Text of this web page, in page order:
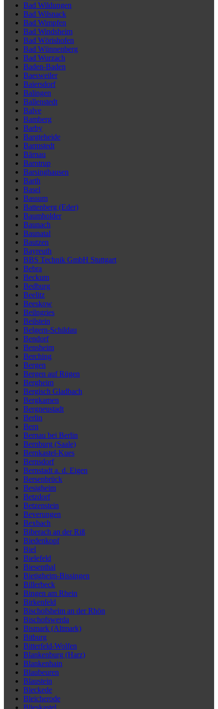
Bad Wildungen
Bad Wilsnack
Bad Wimpfen
Bad Windsheim
Bad Wörishofen
Bad Wünnenberg
Bad Wurzach
Baden-Baden
Baesweiler
Baiersdorf
Balingen
Ballenstedt
Balve
Bamberg
Barby
Bargteheide
Barmstedt
Bärnau
Barntrup
Barsinghausen
Barth
Basel
Bassum
Battenberg (Eder)
Baumholder
Baunach
Baunatal
Bautzen
Bayreuth
BBS Technik GmbH Stuttgart
Bebra
Beckum
Bedburg
Beelitz
Beeskow
Beilngries
Beilstein
Belgern-Schildau
Bendorf
Bensheim
Berching
Bergen
Bergen auf Rügen
Bergheim
Bergisch Gladbach
Bergkamen
Bergneustadt
Berlin
Bern
Bernau bei Berlin
Bernburg (Saale)
Bernkastel-Kues
Bernsdorf
Bernstadt a. d. Eigen
Bersenbrück
Besigheim
Betzdorf
Betzenstein
Beverungen
Bexbach
Biberach an der Riß
Biedenkopf
Biel
Bielefeld
Biesenthal
Bietigheim-Bissingen
Billerbeck
Bingen am Rhein
Birkenfeld
Bischofsheim an der Rhön
Bischofswerda
Bismark (Altmark)
Bitburg
Bitterfeld-Wolfen
Blankenburg (Harz)
Blankenhain
Blaubeuren
Blaustein
Bleckede
Bleicherode